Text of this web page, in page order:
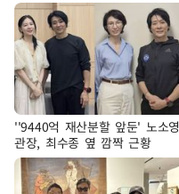
''9440억 재산분할 앞둔' 노소영
관장, 최수종 옆 깜짝 근황